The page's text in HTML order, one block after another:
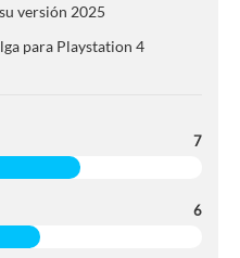
versión 2025
para Playstation 4
7
6